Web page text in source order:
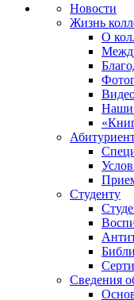
Новости
Жизнь
О
Наши
Студенту
Сведения